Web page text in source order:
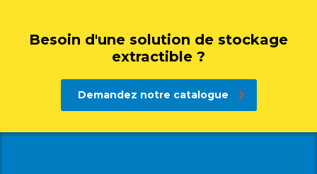
Besoin d'une solution de stockage
extractible ?
Demandez notre catalogue